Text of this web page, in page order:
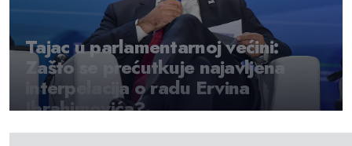
Tajac u parlamentarnoj većini:
Zašto se prećutkuje najavljena
interpelacija o radu Ervina
Ibrahimovića?